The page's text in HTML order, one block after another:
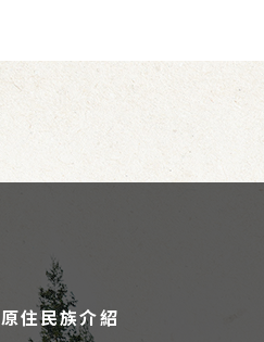
原住民族介紹